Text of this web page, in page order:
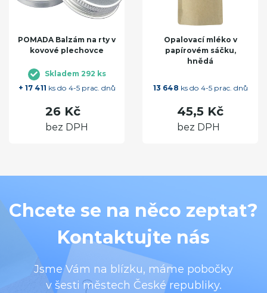
POMADA Balzám na rty v
kovové plechovce
Skladem 292 ks
+ 17 411 ks do 4-5 prac. dnů
26 Kč
bez DPH
Opalovací mléko v
papírovém sáčku,
hnědá
13 648 ks do 4-5 prac. dnů
45,5 Kč
bez DPH
Chcete se na něco zeptat?
Kontaktujte nás
Jsme Vám na blízku, máme pobočky
v šesti městech České republiky.